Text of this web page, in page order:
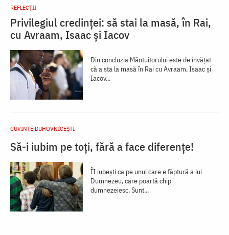
REFLECȚII
Privilegiul credinței: să stai la masă, în Rai,
cu Avraam, Isaac și Iacov
Din concluzia Mântuitorului este de învățat
că a sta la masă în Rai cu Avraam, Isaac și
Iacov...
CUVINTE DUHOVNICEȘTI
Să-i iubim pe toți, fără a face diferențe!
ÎI iubești ca pe unul care e făptură a lui
Dumnezeu, care poartă chip
dumnezeiesc. Sunt...